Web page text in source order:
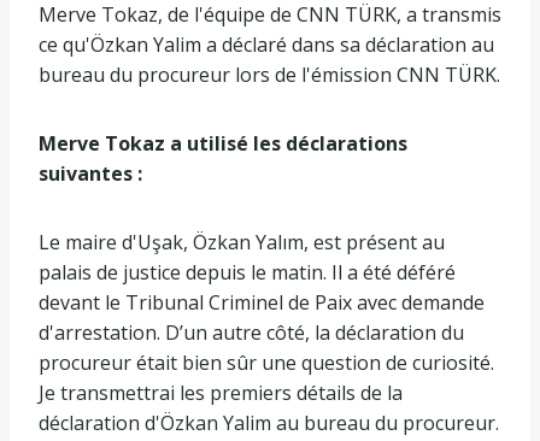
Merve Tokaz, de l'équipe de CNN TÜRK, a transmis
ce qu'Özkan Yalim a déclaré dans sa déclaration au
bureau du procureur lors de l'émission CNN TÜRK.
Merve Tokaz a utilisé les déclarations
suivantes :
Le maire d'Uşak, Özkan Yalım, est présent au
palais de justice depuis le matin. Il a été déféré
devant le Tribunal Criminel de Paix avec demande
d'arrestation. D’un autre côté, la déclaration du
procureur était bien sûr une question de curiosité.
Je transmettrai les premiers détails de la
déclaration d'Özkan Yalim au bureau du procureur.